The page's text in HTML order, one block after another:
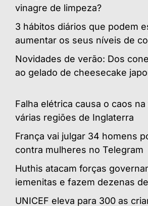
vinagre de limpeza?
3 hábitos diários que podem
aumentar os seus níveis de
Novidades de verão: Dos
ao gelado de cheesecake
Falha elétrica causa o caos
várias regiões de Inglaterra
França vai julgar 34 homens
contra mulheres no Telegram
Huthis atacam forças
iemenitas e fazem dezenas
UNICEF eleva para 300 as